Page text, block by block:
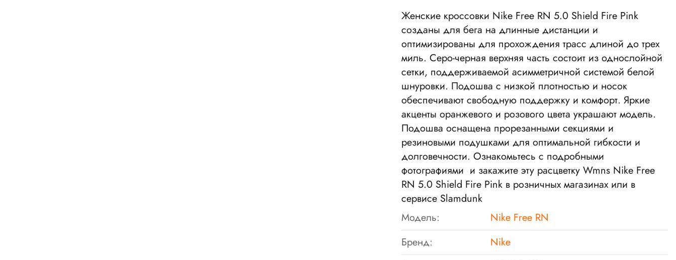
Женские кроссовки Nike Free RN 5.0 Shield Fire Pink
созданы для бега на длинные дистанции и
оптимизированы для прохождения трасс длиной до трех
миль. Серо-черная верхняя часть состоит из однослойной
сетки, поддерживаемой асимметричной системой белой
шнуровки. Подошва с низкой плотностью и носок
обеспечивают свободную поддержку и комфорт. Яркие
акценты оранжевого и розового цвета украшают модель.
Подошва оснащена прорезанными секциями и
резиновыми подушками для оптимальной гибкости и
долговечности. Ознакомьтесь с подробными
фотографиями и закажите эту расцветку Wmns Nike Free
RN 5.0 Shield Fire Pink в розничных магазинах или в
сервисе Slamdunk
Модель:
Nike Free RN
Бренд:
Nike